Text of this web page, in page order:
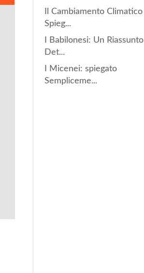
Il Cambiamento Climatico
Spieg...
I Babilonesi: Un Riassunto
Det...
I Micenei: spiegato
Sempliceme...